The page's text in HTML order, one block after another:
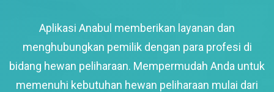
Aplikasi Anabul memberikan layanan dan
menghubungkan pemilik dengan para profesi di
bidang hewan peliharaan. Mempermudah Anda untuk
memenuhi kebutuhan hewan peliharaan mulai dari